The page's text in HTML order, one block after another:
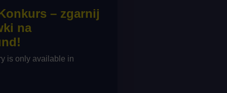
– zgarnij
na
is only available in